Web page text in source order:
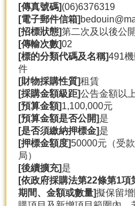
民
訊
網
[傳真號碼](06)6376319
[電子郵件信箱]
[招標狀態]第二次及以後公
[傳輸次數]02
[標的分類代碼及名稱]491
件
[財物採購性質]租賃
[採購金額級距]公告金額以
[預算金額]1,100,000元
[預算金額是否公開]是
[是否須繳納押標金]是
[押標金額度]50000元（受
局）
[後續擴充]是
[依政府採購法第22條第1
期間、金額或數量]擬保留